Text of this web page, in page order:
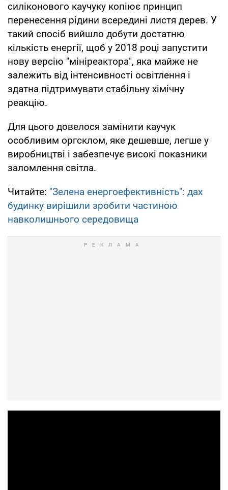
силіконового каучуку копіює принцип
перенесення рідини всередині листя дерев. У
такий спосіб вийшло добути достатню
кількість енергії, щоб у 2018 році запустити
нову версію "мініреактора", яка майже не
залежить від інтенсивності освітлення і
здатна підтримувати стабільну хімічну
реакцію.
Для цього довелося замінити каучук
особливим оргсклом, яке дешевше, легше у
виробництві і забезпечує високі показники
заломлення світла.
Читайте: "Зелена енергоефективність": дах
будинку вирішили зробити частиною
навколишнього середовища